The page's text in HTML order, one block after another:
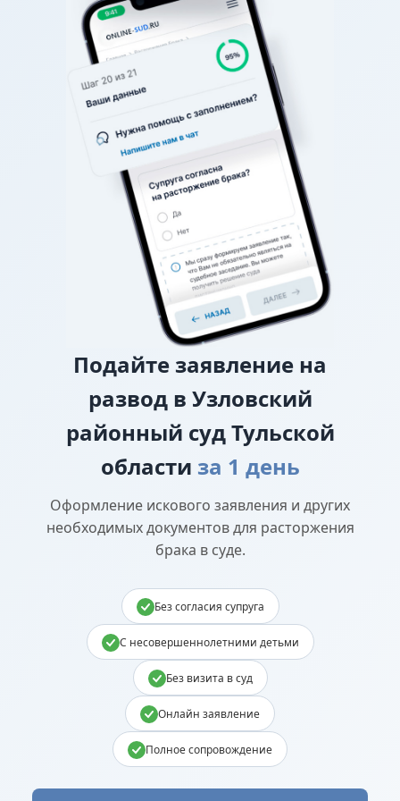
общение. Если вы не можете договориться о
графике (например, в какие дни недели, на сколько
часов, с ночевкой или без), спор разрешает
районный суд.
О взыскании алиментов
Если нет соглашения об
уплате алиментов, заверенного у нотариуса, то
требование о взыскании алиментов заявляется в
исковом заявлении о разводе.
О лишении или ограничении родительских
Подайте заявление на
развод в Узловский
районный суд Тульской
области за 1 день
Оформление искового заявления и других
необходимых документов для расторжения
брака в суде.
Без согласия супруга
С несовершеннолетними детьми
Без визита в суд
Онлайн заявление
Полное сопровождение